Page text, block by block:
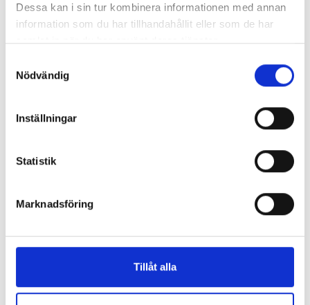
Dessa kan i sin tur kombinera informationen med annan
information som du har tillhandahållit eller som de har
samlat in när du har använt deras tjänster.
Nödvändig
Inställningar
Statistik
Marknadsföring
Tillåt alla
Enorma skillnader mellan
Så mycket tjänar dagspresscheferna